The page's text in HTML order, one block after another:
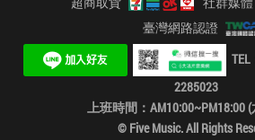
臺灣網路認證
2285023
上班時間：AM10:00~PM18:00
© Five Music. All Rights